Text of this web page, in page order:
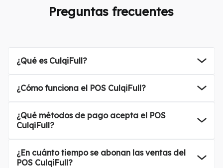
Preguntas frecuentes
¿Qué es CulqiFull?
¿Cómo funciona el POS CulqiFull?
¿Qué métodos de pago acepta el POS
CulqiFull?
¿En cuánto tiempo se abonan las ventas del
POS CulqiFull?